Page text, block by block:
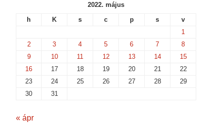
2022. május
h
K s c p s
v
1
2
3 4 5 6 7
8
9
10 11 12 13 14
15
16
17 18 19 20 21
22
23
24 25 26 27 28
29
30
31
« ápr